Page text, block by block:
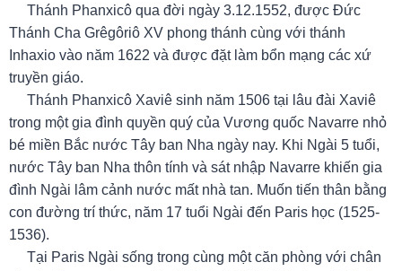
Thánh Phanxicô qua đời ngày 3.12.1552, được Đức
Thánh Cha Grêgôriô XV phong thánh cùng với thánh
Inhaxio vào năm 1622 và được đặt làm bổn mạng các xứ
truyền giáo.
Thánh Phanxicô Xaviê sinh năm 1506 tại lâu đài Xaviê
trong một gia đình quyền quý của Vương quốc Navarre nhỏ
bé miền Bắc nước Tây ban Nha ngày nay. Khi Ngài 5 tuổi,
nước Tây ban Nha thôn tính và sát nhập Navarre khiến gia
đình Ngài lâm cảnh nước mất nhà tan. Muốn tiến thân bằng
con đường trí thức, năm 17 tuổi Ngài đến Paris học (1525-
1536).
Tại Paris Ngài sống trong cùng một căn phòng với chân